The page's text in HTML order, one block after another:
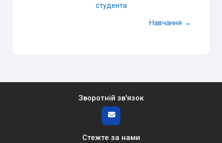
студента
Навчання →
Зворотній зв'язок
Стежте за нами